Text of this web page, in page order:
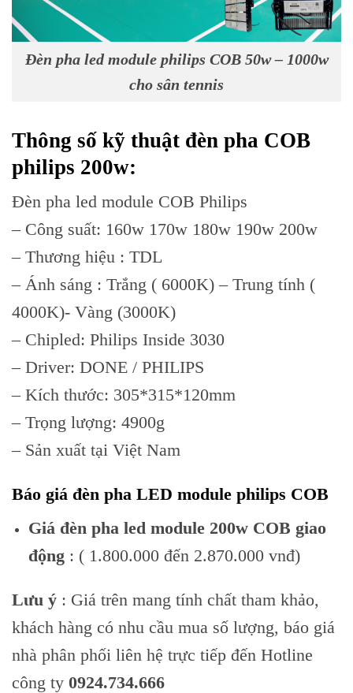
Đèn pha led module philips COB 50w – 1000w
cho sân tennis
Thông số kỹ thuật đèn pha COB
philips 200w:
Đèn pha led module COB Philips
– Công suất: 160w 170w 180w 190w 200w
– Thương hiệu : TDL
– Ánh sáng : Trắng ( 6000K) – Trung tính (
4000K)- Vàng (3000K)
– Chipled: Philips Inside 3030
– Driver: DONE / PHILIPS
– Kích thước: 305*315*120mm
– Trọng lượng: 4900g
– Sản xuất tại Việt Nam
Báo giá đèn pha LED module philips COB
Giá đèn pha led module 200w COB giao
động: ( 1.800.000 đến 2.870.000 vnđ)
Lưu ý : Giá trên mang tính chất tham khảo,
khách hàng có nhu cầu mua số lượng, báo giá
nhà phân phối liên hệ trực tiếp đến Hotline
công ty 0924.734.666